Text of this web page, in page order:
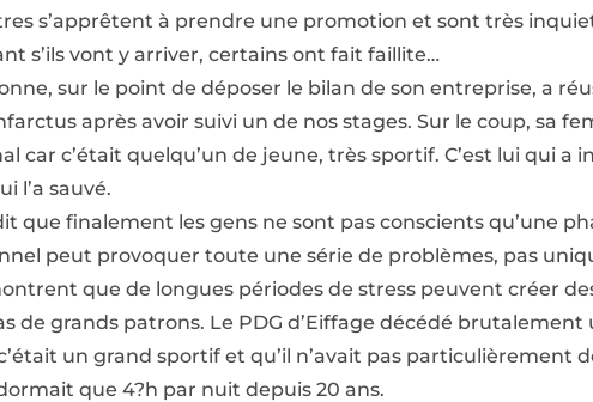
s’apprêtent à prendre une promotion et sont très
s’ils vont y arriver, certains ont fait faillite…
sur le point de déposer le bilan de son entreprise, a
après avoir suivi un de nos stages. Sur le coup, sa
car c’était quelqu’un de jeune, très sportif. C’est lui qui a
l’a sauvé.
que finalement les gens ne sont pas conscients qu’une
peut provoquer toute une série de problèmes, pas
que de longues périodes de stress peuvent créer
de grands patrons. Le PDG d’Eiffage décédé brutalement
un grand sportif et qu’il n’avait pas particulièrement
que 4?h par nuit depuis 20 ans.